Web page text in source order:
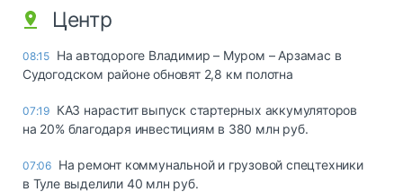
Центр
08:15 На автодороге Владимир – Муром – Арзамас в
Судогодском районе обновят 2,8 км полотна
07:19 КАЗ нарастит выпуск стартерных аккумуляторов
на 20% благодаря инвестициям в 380 млн руб.
07:06 На ремонт коммунальной и грузовой спецтехники
в Туле выделили 40 млн руб.